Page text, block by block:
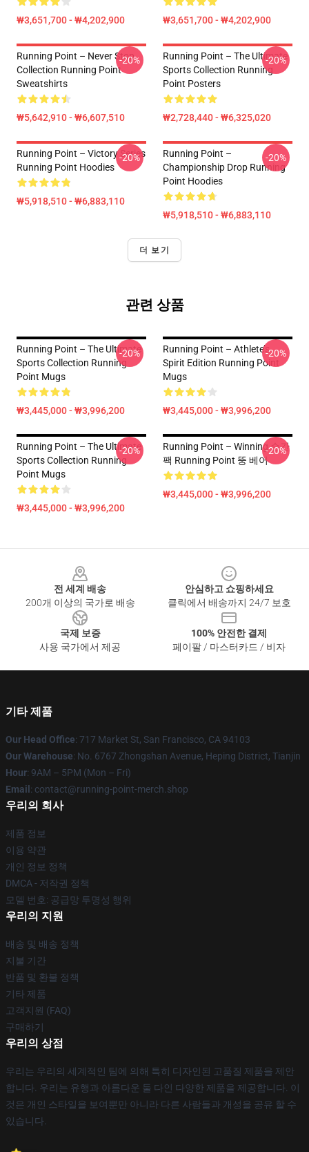
₩3,651,700 - ₩4,202,900 ₩3,651,700 - ₩4,202,900
Running Point – Never Stop
Collection Running Point
Sweatshirts
₩5,642,910 - ₩6,607,510
-20%
Running Point – The Ultimate
Sports Collection Running
Point Posters
₩2,728,440 - ₩6,325,020
-20%
Running Point – Victory Series
Running Point Hoodies
₩5,918,510 - ₩6,883,110
-20%
Running Point –
Championship Drop Running
Point Hoodies
₩5,918,510 - ₩6,883,110
-20%
더 보기
관련 상품
Running Point – The Ultimate
Sports Collection Running
Point Mugs
₩3,445,000 - ₩3,996,200
-20%
Running Point – Athlete’s
Spirit Edition Running Point
Mugs
₩3,445,000 - ₩3,996,200
-20%
Running Point – The Ultimate
Sports Collection Running
Point Mugs
₩3,445,000 - ₩3,996,200
-20%
Running Point – Winning 순간
팩 Running Point 뚱 베어
₩3,445,000 - ₩3,996,200
-20%
전 세계 배송
200개 이상의 국가로 배송
안심하고 쇼핑하세요
클릭에서 배송까지 24/7 보호
국제 보증
사용 국가에서 제공
100% 안전한 결제
페이팔 / 마스터카드 / 비자
기타 제품
Our Head Office: 717 Market St, San Francisco, CA 94103
Our Warehouse: No. 6767 Zhongshan Avenue, Heping District, Tianjin
Hour: 9AM – 5PM (Mon – Fri)
Email : contact@running-point-merch.shop
우리의 회사
제품 정보
이용 약관
개인 정보 정책
DMCA - 저작권 정책
모델 번호: 공급망 투명성 행위
우리의 지원
배송 및 배송 정책
지불 기간
반품 및 환불 정책
기타 제품
고객지원 (FAQ)
구매하기
우리의 상점
우리는 우리의 세계적인 팀에 의해 특히 디자인된 고품질 제품을 제안
합니다. 우리는 유행과 아름다운 둘 다인 다양한 제품을 제공합니다. 이
것은 개인 스타일을 보여뿐만 아니라 다른 사람들과 개성을 공유 할 수
있습니다.